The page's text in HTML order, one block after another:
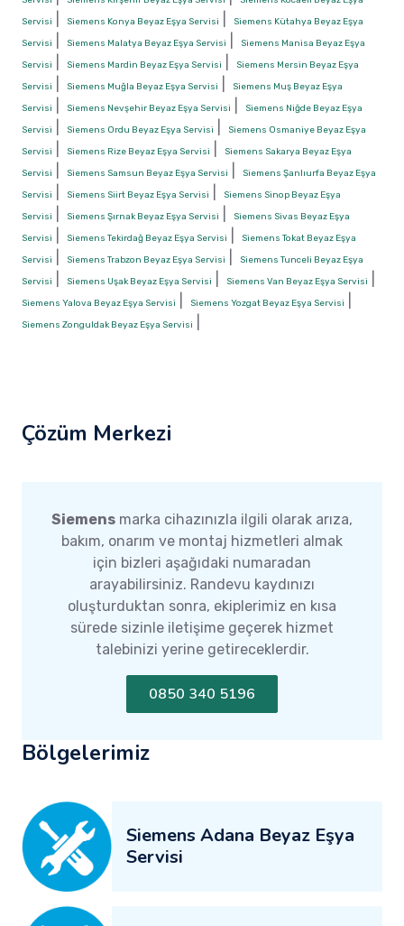
Servisi
Siemens Konya Beyaz Eşya Servisi
Siemens Kütahya Beyaz Eşya
Servisi
Siemens Malatya Beyaz Eşya Servisi
Siemens Manisa Beyaz Eşya
Servisi
Siemens Mardin Beyaz Eşya Servisi
Siemens Mersin Beyaz Eşya
Servisi
Siemens Muğla Beyaz Eşya Servisi
Siemens Muş Beyaz Eşya
Servisi
Siemens Nevşehir Beyaz Eşya Servisi
Siemens Niğde Beyaz Eşya
Servisi
Siemens Ordu Beyaz Eşya Servisi
Siemens Osmaniye Beyaz Eşya
Servisi
Siemens Rize Beyaz Eşya Servisi
Siemens Sakarya Beyaz Eşya
Servisi
Siemens Samsun Beyaz Eşya Servisi
Siemens Şanlıurfa Beyaz Eşya
Servisi
Siemens Siirt Beyaz Eşya Servisi
Siemens Sinop Beyaz Eşya
Servisi
Siemens Şırnak Beyaz Eşya Servisi
Siemens Sivas Beyaz Eşya
Servisi
Siemens Tekirdağ Beyaz Eşya Servisi
Siemens Tokat Beyaz Eşya
Servisi
Siemens Trabzon Beyaz Eşya Servisi
Siemens Tunceli Beyaz Eşya
Servisi
Siemens Uşak Beyaz Eşya Servisi Siemens Van Beyaz Eşya Servisi
Siemens Yalova Beyaz Eşya Servisi Siemens Yozgat Beyaz Eşya Servisi
Siemens Zonguldak Beyaz Eşya Servisi
Çözüm Merkezi
Siemens marka cihazınızla ilgili olarak arıza,
bakım, onarım ve montaj hizmetleri almak
için bizleri aşağıdaki numaradan
arayabilirsiniz. Randevu kaydınızı
oluşturduktan sonra, ekiplerimiz en kısa
sürede sizinle iletişime geçerek hizmet
talebinizi yerine getireceklerdir.
0850 340 5196
Bölgelerimiz
Siemens Adana Beyaz Eşya
Servisi